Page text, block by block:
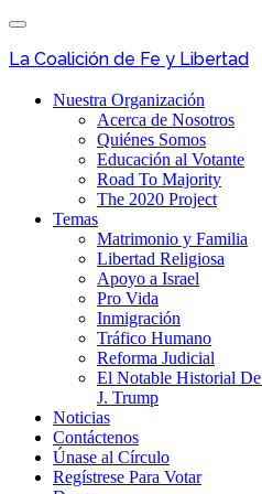
Skip
main
Toggle
navigation
La Coalición de Fe y Libertad
Nuestra Organización
Acerca de Nosotros
Quiénes Somos
Educación al Votante
Road To Majority
The 2020 Project
Temas
Matrimonio y Familia
Libertad Religiosa
Apoyo a Israel
Pro Vida
Inmigración
Tráfico Humano
Reforma Judicial
El Notable Historial
J. Trump
Noticias
Contáctenos
Únase al Círculo
Regístrese Para Votar